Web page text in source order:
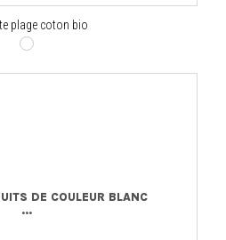
plage coton bio
DE COULEUR BLANC
...